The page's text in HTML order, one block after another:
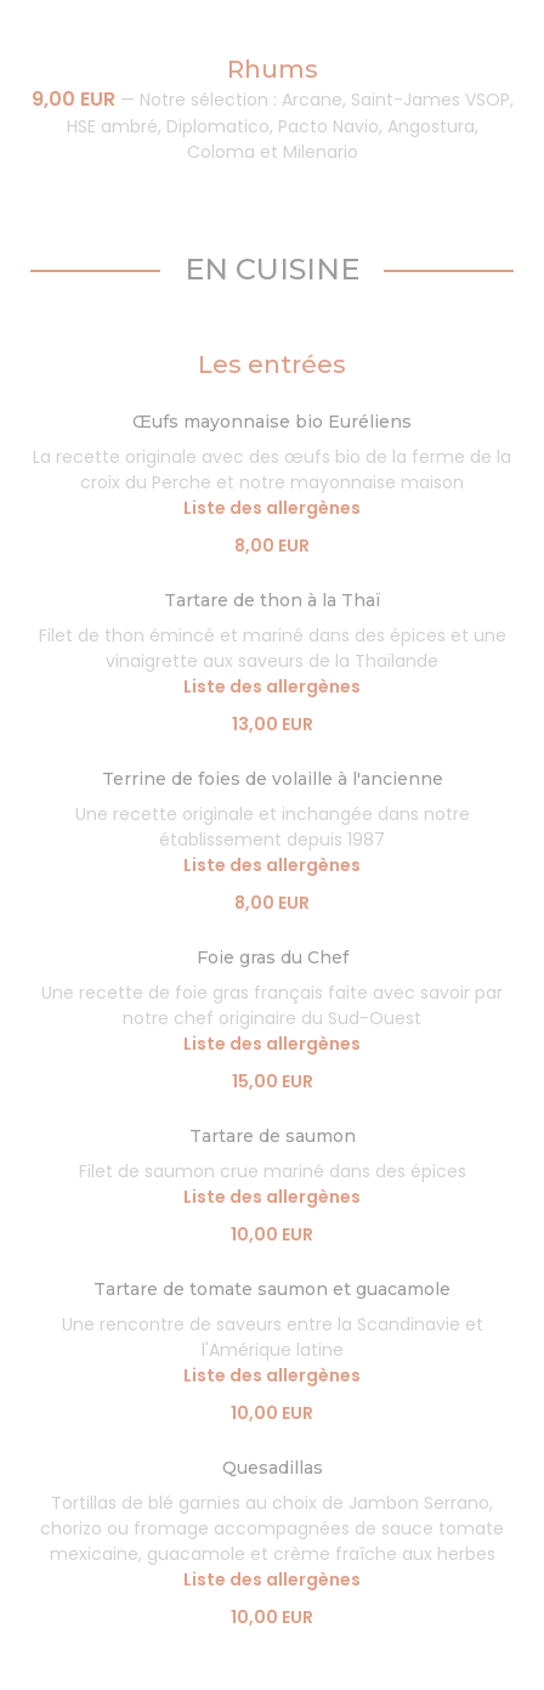
Rhums
9,00 EUR — Notre sélection : Arcane, Saint-James VSOP,
HSE ambré, Diplomatico, Pacto Navio, Angostura,
Coloma et Milenario
EN CUISINE
Les entrées
Œufs mayonnaise bio Euréliens
La recette originale avec des œufs bio de la ferme de la
croix du Perche et notre mayonnaise maison
Liste des allergènes
8,00 EUR
Tartare de thon à la Thaï
Filet de thon émincé et mariné dans des épices et une
vinaigrette aux saveurs de la Thaïlande
Liste des allergènes
13,00 EUR
Terrine de foies de volaille à l'ancienne
Une recette originale et inchangée dans notre
établissement depuis 1987
Liste des allergènes
8,00 EUR
Foie gras du Chef
Une recette de foie gras français faite avec savoir par
notre chef originaire du Sud-Ouest
Liste des allergènes
15,00 EUR
Tartare de saumon
Filet de saumon crue mariné dans des épices
Liste des allergènes
10,00 EUR
Tartare de tomate saumon et guacamole
Une rencontre de saveurs entre la Scandinavie et
l'Amérique latine
Liste des allergènes
10,00 EUR
Quesadillas
Tortillas de blé garnies au choix de Jambon Serrano,
chorizo ou fromage accompagnées de sauce tomate
mexicaine, guacamole et crème fraîche aux herbes
Liste des allergènes
10,00 EUR